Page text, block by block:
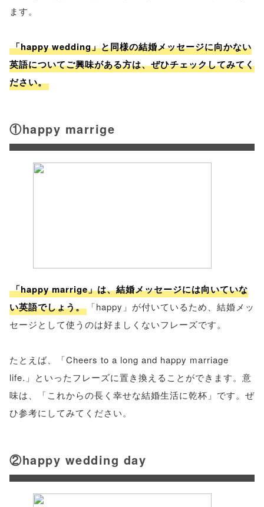
ます。
「happy wedding」と同様の結婚メッセージに向かない
英語についてご興味がある方は、ぜひチェックしてみてく
ださい。
①happy marrige
「happy marrige」は、結婚メッセージには向いていな
い英語でしょう。 「happy」が付いているため、結婚メッ
セージとして使うのは好ましくないフレーズです。
たとえば、「Cheers to a long and happy marriage
life.」といったフレーズに置き換えることができます。意
味は、「これからの長く幸せな結婚生活に乾杯」です。ぜ
ひ参考にしてみてください。
②happy wedding day